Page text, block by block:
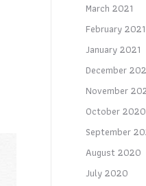
March 2021
February 2021
January 2021
December
November
October 2020
September
August 2020
July 2020